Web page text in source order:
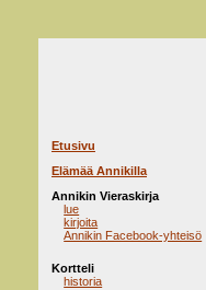
Etusivu
Elämää Annikilla
Annikin Vieraskirja
lue
kirjoita
Annikin Facebook-yhteisö
Kortteli
historia